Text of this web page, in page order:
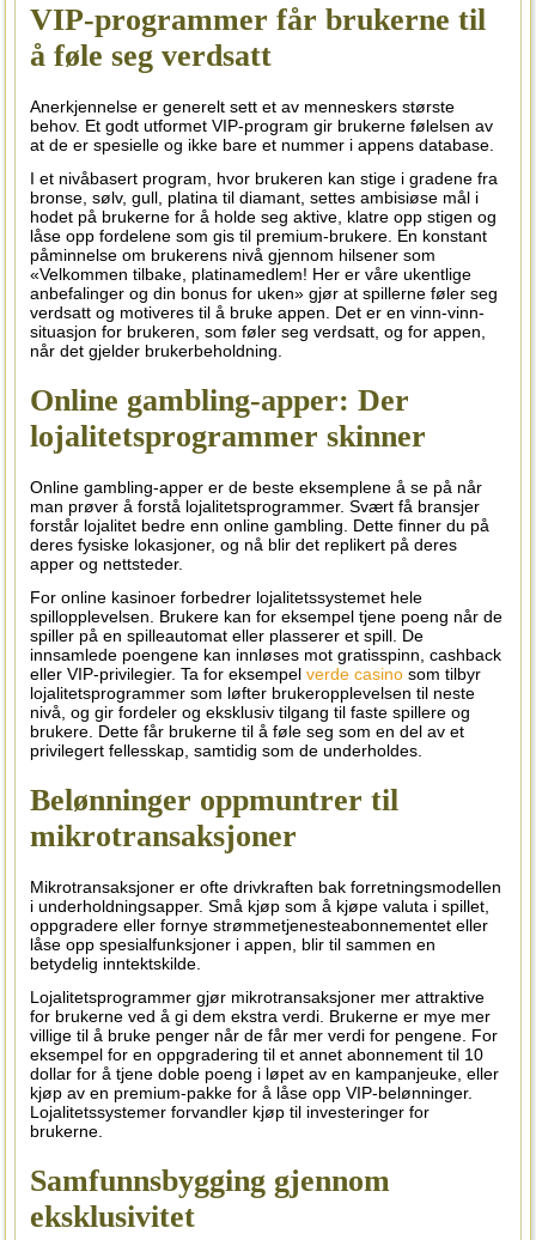
VIP-programmer får brukerne til
å føle seg verdsatt
Anerkjennelse er generelt sett et av menneskers største
behov. Et godt utformet VIP-program gir brukerne følelsen av
at de er spesielle og ikke bare et nummer i appens database.
I et nivåbasert program, hvor brukeren kan stige i gradene fra
bronse, sølv, gull, platina til diamant, settes ambisiøse mål i
hodet på brukerne for å holde seg aktive, klatre opp stigen og
låse opp fordelene som gis til premium-brukere. En konstant
påminnelse om brukerens nivå gjennom hilsener som
«Velkommen tilbake, platinamedlem! Her er våre ukentlige
anbefalinger og din bonus for uken» gjør at spillerne føler seg
verdsatt og motiveres til å bruke appen. Det er en vinn-vinn-
situasjon for brukeren, som føler seg verdsatt, og for appen,
når det gjelder brukerbeholdning.
Online gambling-apper: Der
lojalitetsprogrammer skinner
Online gambling-apper er de beste eksemplene å se på når
man prøver å forstå lojalitetsprogrammer. Svært få bransjer
forstår lojalitet bedre enn online gambling. Dette finner du på
deres fysiske lokasjoner, og nå blir det replikert på deres
apper og nettsteder.
For online kasinoer forbedrer lojalitetssystemet hele
spillopplevelsen. Brukere kan for eksempel tjene poeng når de
spiller på en spilleautomat eller plasserer et spill. De
innsamlede poengene kan innløses mot gratisspinn, cashback
eller VIP-privilegier. Ta for eksempelverde casino som tilbyr
lojalitetsprogrammer som løfter brukeropplevelsen til neste
nivå, og gir fordeler og eksklusiv tilgang til faste spillere og
brukere. Dette får brukerne til å føle seg som en del av et
privilegert fellesskap, samtidig som de underholdes.
Belønninger oppmuntrer til
mikrotransaksjoner
Mikrotransaksjoner er ofte drivkraften bak forretningsmodellen
i underholdningsapper. Små kjøp som å kjøpe valuta i spillet,
oppgradere eller fornye strømmetjenesteabonnementet eller
låse opp spesialfunksjoner i appen, blir til sammen en
betydelig inntektskilde.
Lojalitetsprogrammer gjør mikrotransaksjoner mer attraktive
for brukerne ved å gi dem ekstra verdi. Brukerne er mye mer
villige til å bruke penger når de får mer verdi for pengene. For
eksempel for en oppgradering til et annet abonnement til 10
dollar for å tjene doble poeng i løpet av en kampanjeuke, eller
kjøp av en premium-pakke for å låse opp VIP-belønninger.
Lojalitetssystemer forvandler kjøp til investeringer for
brukerne.
Samfunnsbygging gjennom
eksklusivitet